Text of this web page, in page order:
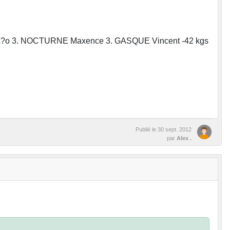
3. NOCTURNE Maxence 3. GASQUE Vincent -42 kgs
Publié le 30 sept. 2012
par Alex .